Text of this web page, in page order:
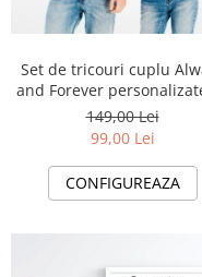
Set de tricouri cuplu
and Forever
tematica Valentines Day
149,00 Lei
99,00 Lei
CONFIGUREAZA